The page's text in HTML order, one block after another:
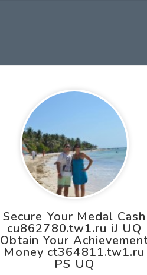
Secure Your Medal Cash
cu862780.tw1.ru iJ UQ
Obtain Your
Money ct364811.tw1.ru
PS UQ